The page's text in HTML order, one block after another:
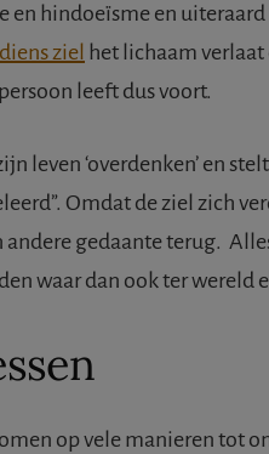
en hindoeïsme en
diens ziel het lichaam
leeft dus voort.
leven ‘overdenken’ en
Omdat de ziel zich
gedaante terug.
waar dan ook ter wereld
op vele manieren tot